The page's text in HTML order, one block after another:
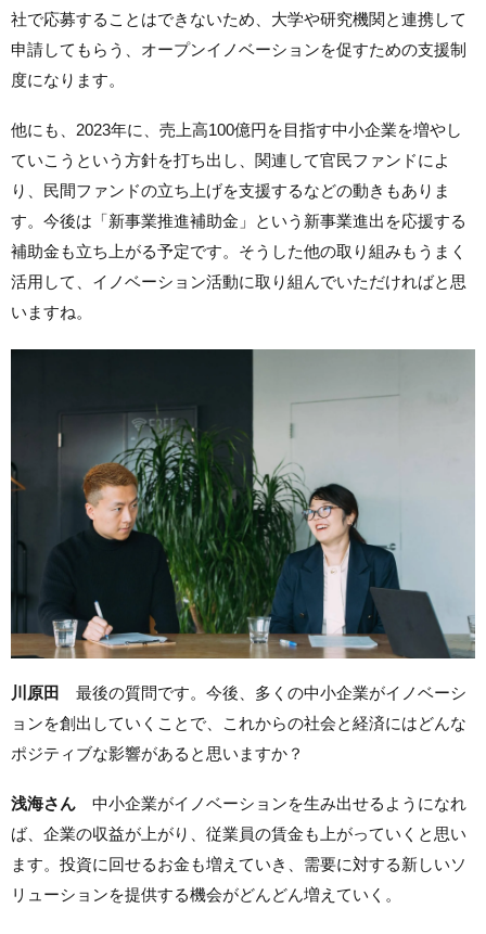
社で応募することはできないため、大学や研究機関と連携して
申請してもらう、オープンイノベーションを促すための支援制
度になります。
他にも、2023年に、売上高100億円を目指す中小企業を増やし
ていこうという方針を打ち出し、関連して官民ファンドによ
り、民間ファンドの立ち上げを支援するなどの動きもありま
す。今後は「新事業推進補助金」という新事業進出を応援する
補助金も立ち上がる予定です。そうした他の取り組みもうまく
活用して、イノベーション活動に取り組んでいただければと思
いますね。
川原田 最後の質問です。今後、多くの中小企業がイノベーシ
ョンを創出していくことで、これからの社会と経済にはどんな
ポジティブな影響があると思いますか？
浅海さん 中小企業がイノベーションを生み出せるようになれ
ば、企業の収益が上がり、従業員の賃金も上がっていくと思い
ます。投資に回せるお金も増えていき、需要に対する新しいソ
リューションを提供する機会がどんどん増えていく。